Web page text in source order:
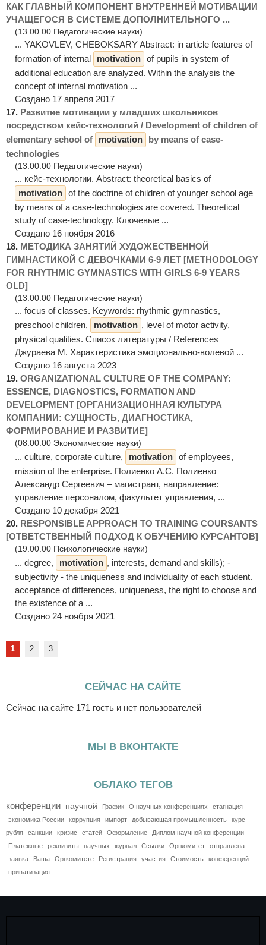
КАК ГЛАВНЫЙ КОМПОНЕНТ ВНУТРЕННЕЙ МОТИВАЦИИ
УЧАЩЕГОСЯ В СИСТЕМЕ ДОПОЛНИТЕЛЬНОГО ...
(13.00.00 Педагогические науки)
... YAKOVLEV, CHEBOKSARY Abstract: in article features of
formation of internal
motivation of pupils in system of
additional education are analyzed. Within the analysis the
concept of internal motivation ...
Создано 17 апреля 2017
17. Развитие мотивации у младших школьников
посредством кейс-технологий / Development of children of
elementary school of
motivation
by means of case-
technologies
(13.00.00 Педагогические науки)
... кейс-технологии. Abstract: theoretical basics of
motivation of the doctrine of children of younger school age
by means of a case-technologies are covered. Theoretical
study of case-technology. Ключевые ...
Создано 16 ноября 2016
18. МЕТОДИКА ЗАНЯТИЙ ХУДОЖЕСТВЕННОЙ
ГИМНАСТИКОЙ С ДЕВОЧКАМИ 6-9 ЛЕТ [METHODOLOGY
FOR RHYTHMIC GYMNASTICS WITH GIRLS 6-9 YEARS
OLD]
(13.00.00 Педагогические науки)
... focus of classes. Keywords: rhythmic gymnastics,
preschool children,
motivation , level of motor activity,
physical qualities. Список литературы / References
Джураева М. Характеристика эмоционально-волевой ...
Создано 16 августа 2023
19. ORGANIZATIONAL CULTURE OF THE COMPANY:
ESSENCE, DIAGNOSTICS, FORMATION AND
DEVELOPMENT [ОРГАНИЗАЦИОННАЯ КУЛЬТУРА
КОМПАНИИ: СУЩНОСТЬ, ДИАГНОСТИКА,
ФОРМИРОВАНИЕ И РАЗВИТИЕ]
(08.00.00 Экономические науки)
... culture, corporate culture, motivation of employees,
mission of the enterprise. Полиенко А.С. Полиенко
Александр Сергеевич – магистрант, направление:
управление персоналом, факультет управления, ...
Создано 10 декабря 2021
20. RESPONSIBLE APPROACH TO TRAINING COURSANTS
[ОТВЕТСТВЕННЫЙ ПОДХОД К ОБУЧЕНИЮ КУРСАНТОВ]
(19.00.00 Психологические науки)
... degree, motivation , interests, demand and skills); -
subjectivity - the uniqueness and individuality of each student.
acceptance of differences, uniqueness, the right to choose and
the existence of a ...
Создано 24 ноября 2021
1 2 3
СЕЙЧАС НА САЙТЕ
Сейчас на сайте 171 гость и нет пользователей
МЫ В ВКОНТАКТЕ
ОБЛАКО ТЕГОВ
конференции научной График О научных конференциях
стагнация
экономика России
коррупция импорт добывающая промышленность
курс
рубля
санкции кризис статей Оформление
Диплом научной конференции
Платежные
реквизиты научных журнал Ссылки Оргкомитет
отправлена
заявка
Ваша Оргкомитете Регистрация участия Стоимость
конференций
приватизация